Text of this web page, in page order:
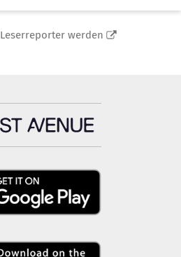
Leserreporter werden